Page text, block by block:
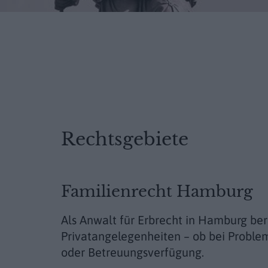
Rechtsgebiete
Familienrecht Hamburg
Als Anwalt für Erbrecht in Hamburg
Privatangelegenheiten – ob bei
oder Betreuungsverfügung.